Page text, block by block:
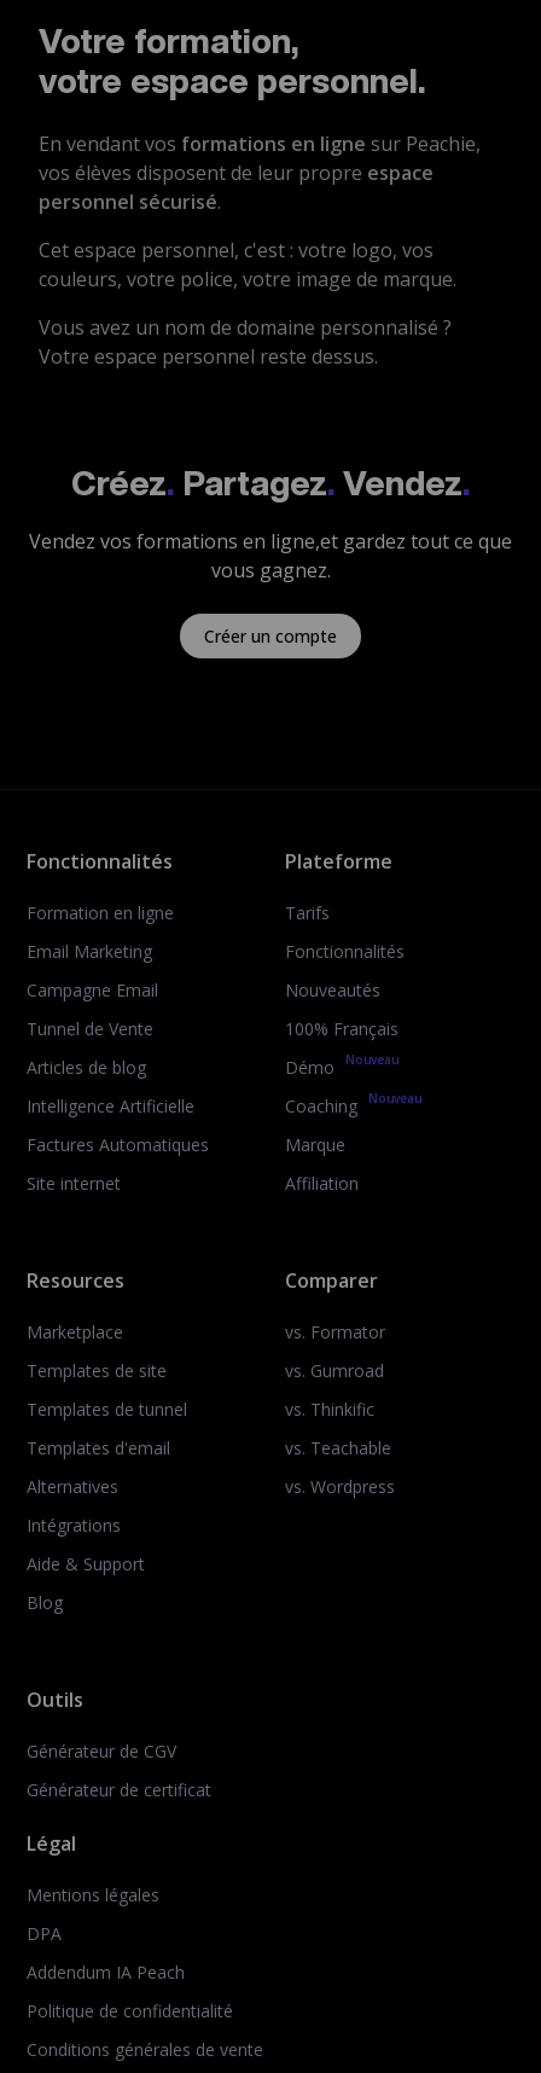
Votre formation,
votre espace personnel.
En vendant vos formations en ligne sur Peachie,
vos élèves disposent de leur propre espace
personnel sécurisé.
Cet espace personnel, c'est : votre logo, vos
couleurs, votre police, votre image de marque.
Vous avez un nom de domaine personnalisé ?
Votre espace personnel reste dessus.
Créez. Partagez. Vendez.
Vendez vos formations en ligne,et gardez tout ce que
vous gagnez.
Créer un compte
Fonctionnalités
Formation en ligne
Email Marketing
Campagne Email
Tunnel de Vente
Articles de blog
Intelligence Artificielle
Factures Automatiques
Site internet
Plateforme
Tarifs
Fonctionnalités
Nouveautés
100% Français
Démo
Nouveau
Coaching Nouveau
Marque
Affiliation
Resources
Marketplace
Templates de site
Templates de tunnel
Templates d'email
Alternatives
Intégrations
Aide & Support
Blog
Comparer
vs. Formator
vs. Gumroad
vs. Thinkific
vs. Teachable
vs. Wordpress
Outils
Générateur de CGV
Générateur de certificat
Légal
Mentions légales
DPA
Addendum IA Peach
Politique de confidentialité
Conditions générales de vente